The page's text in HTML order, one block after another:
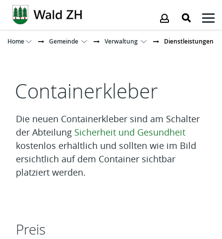
Kopfzeile
Home Gemeinde Verwaltung Dienstleistungen
Inhalt
Containerkleber
Die neuen Containerkleber sind am Schalter
der Abteilung Sicherheit und Gesundheit
kostenlos erhältlich und sollten wie im Bild
ersichtlich auf dem Container sichtbar
platziert werden.
Preis